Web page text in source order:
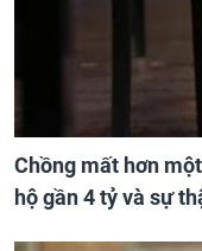
Chồng mất hơn
hộ gần 4 tỷ và sự